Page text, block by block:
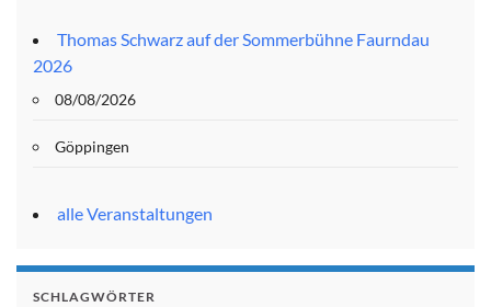
Thomas Schwarz auf der Sommerbühne Faurndau
2026
08/08/2026
Göppingen
alle Veranstaltungen
SCHLAGWÖRTER